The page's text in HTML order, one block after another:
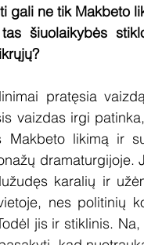
gali ne tik Makbeto
šiuolaikybės
pratęsia
vaizdas irgi
Makbeto likimą ir
karalių ir
nes politinių
jis ir stiklinis.